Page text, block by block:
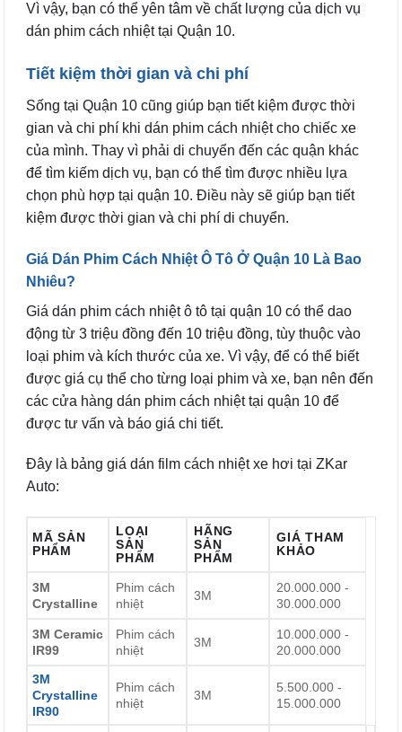
Vì vậy, bạn có thể yên tâm về chất lượng của dịch vụ
dán phim cách nhiệt tại Quận 10.
Tiết kiệm thời gian và chi phí
Sống tại Quận 10 cũng giúp bạn tiết kiệm được thời
gian và chi phí khi dán phim cách nhiệt cho chiếc xe
của mình. Thay vì phải di chuyển đến các quận khác
để tìm kiếm dịch vụ, bạn có thể tìm được nhiều lựa
chọn phù hợp tại quận 10. Điều này sẽ giúp bạn tiết
kiệm được thời gian và chi phí di chuyển.
Giá Dán Phim Cách Nhiệt Ô Tô Ở Quận 10 Là Bao
Nhiêu?
Giá dán phim cách nhiệt ô tô tại quận 10 có thể dao
động từ 3 triệu đồng đến 10 triệu đồng, tùy thuộc vào
loại phim và kích thước của xe. Vì vậy, để có thể biết
được giá cụ thể cho từng loại phim và xe, bạn nên đến
các cửa hàng dán phim cách nhiệt tại quận 10 để
được tư vấn và báo giá chi tiết.
Đây là bảng giá dán film cách nhiệt xe hơi tại ZKar
Auto:
MÃ SẢN
PHẨM
LOẠI
SẢN
PHẨM
HÃNG
SẢN
PHẨM
GIÁ THAM
KHẢO
3M
Crystalline
Phim cách
nhiệt
3M
20.000.000 -
30.000.000
3M Ceramic
IR99
Phim cách
nhiệt
3M
10.000.000 -
20.000.000
3M
Crystalline
IR90
Phim cách
nhiệt
3M
5.500.000 -
15.000.000